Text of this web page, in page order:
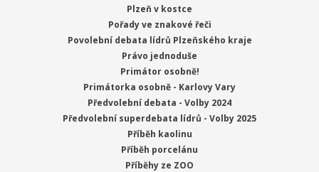
Plzeň v kostce
Pořady ve znakové řeči
Povolební debata lídrů Plzeňského kraje
Právo jednoduše
Primátor osobně!
Primátorka osobně - Karlovy Vary
Předvolební debata - Volby 2024
Předvolební superdebata lídrů - Volby 2025
Příběh kaolinu
Příběh porcelánu
Příběhy ze ZOO